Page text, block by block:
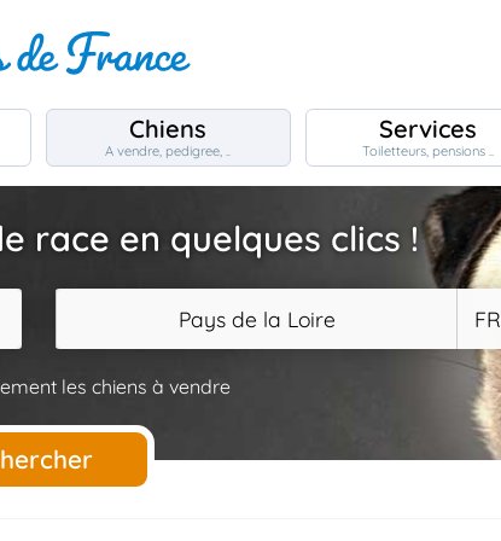
Chiens
A vendre, pedigree, ..
Services
Toiletteurs, pensions ..
race en quelques clics !
Pays de la Loire FR
les chiens à vendre